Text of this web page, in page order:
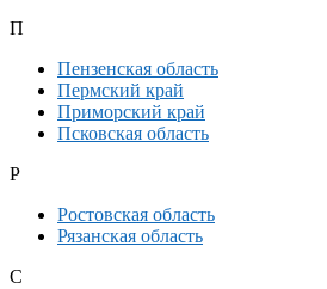
П
Пензенская область
Пермский край
Приморский край
Псковская область
Р
Ростовская область
Рязанская область
С